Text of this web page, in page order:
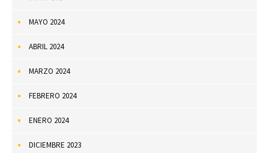
MAYO 2024
ABRIL 2024
MARZO 2024
FEBRERO 2024
ENERO 2024
DICIEMBRE 2023